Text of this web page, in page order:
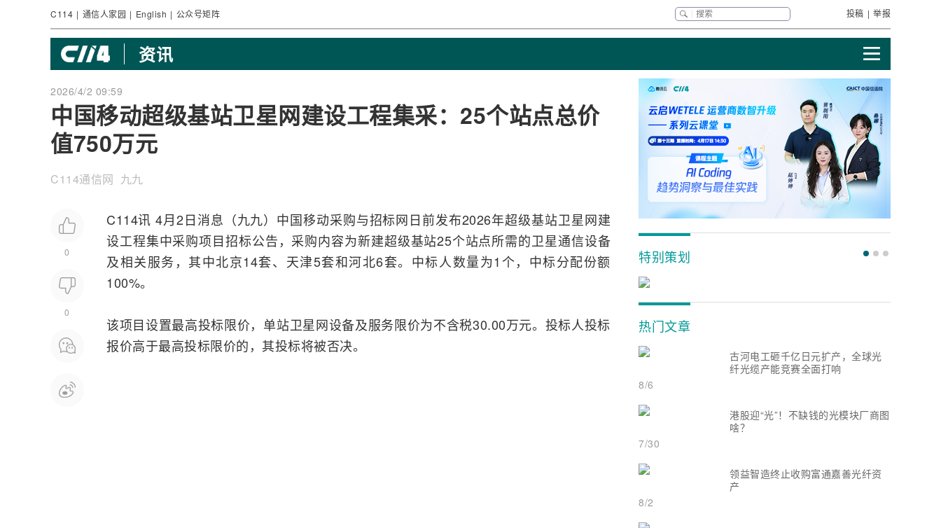
C114 | 通信人家园 | English | 公众号矩阵 投稿 | 举报
资讯
2026/4/2 09:59
中国移动超级基站卫星网建设工程集采：25个站点总价
值750万元
C114通信网 九九
0
0
C114讯 4月2日消息（九九） 中国移动采购与招标网日前发布2026年超级基站卫星网建
设工程集中采购项目招标公告，采购内容为新建超级基站25个站点所需的卫星通信设备
及相关服务，其中北京14套、天津5套和河北6套。中标人数量为1个，中标分配份额
100%。
该项目设置最高投标限价，单站卫星网设备及服务限价为不含税30.00万元。投标人投标
报价高于最高投标限价的，其投标将被否决。
特别策划
热门文章
古河电工砸千亿日元扩产，全球光
纤光缆产能竞赛全面打响
8/6
港股迎“光”！不缺钱的光模块厂商图
啥？
7/30
领益智造终止收购富通嘉善光纤资
产
8/2